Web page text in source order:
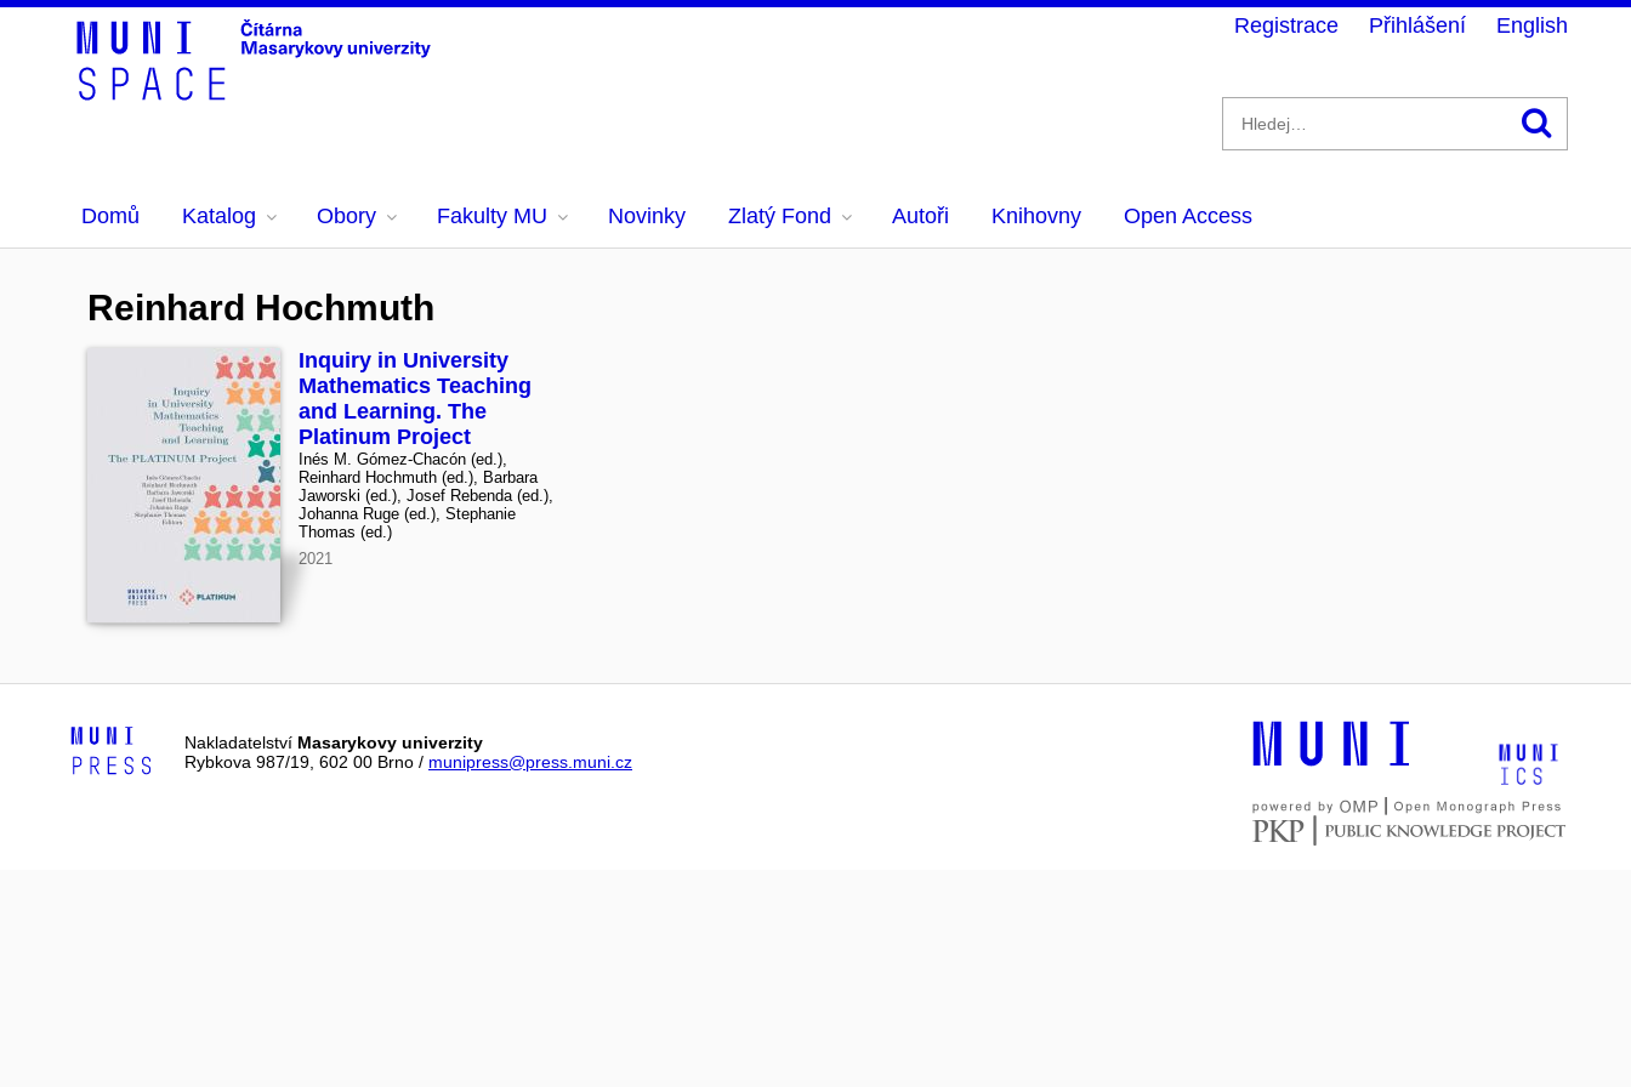
Domů Katalog Obory Fakulty MU Novinky Zlatý Fond Autoři Knihovny Open Access
Registrace Přihlášení English
Reinhard Hochmuth
Inquiry in University
Mathematics Teaching
and Learning. The
Platinum Project
Inés M. Gómez-Chacón (ed.),
Reinhard Hochmuth (ed.), Barbara
Jaworski (ed.), Josef Rebenda (ed.),
Johanna Ruge (ed.), Stephanie
Thomas (ed.)
2021
Nakladatelství Masarykovy univerzity
Rybkova 987/19, 602 00 Brno / munipress@press.muni.cz